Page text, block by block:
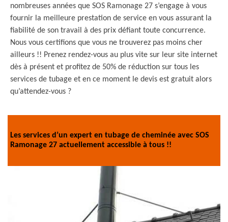
nombreuses années que SOS Ramonage 27 s’engage à vous
fournir la meilleure prestation de service en vous assurant la
fiabilité de son travail à des prix défiant toute concurrence.
Nous vous certifions que vous ne trouverez pas moins cher
ailleurs !! Prenez rendez-vous au plus vite sur leur site internet
dès à présent et profitez de 50% de réduction sur tous les
services de tubage et en ce moment le devis est gratuit alors
qu’attendez-vous ?
Les services d’un expert en tubage de cheminée avec SOS
Ramonage 27 actuellement accessible à tous !!